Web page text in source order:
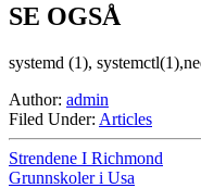
SE OGSÅ
systemd (1),
Author: admin
Filed Under: Articles
Strendene I Richmond
Grunnskoler i Usa